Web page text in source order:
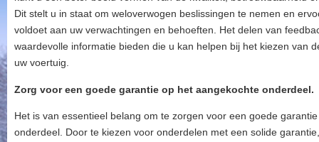
Dit stelt u in staat om weloverwogen beslissingen te nemen en
voldoet aan uw verwachtingen en behoeften. Het delen van
waardevolle informatie bieden die u kan helpen bij het kiezen van
uw voertuig.
Zorg voor een goede garantie op het aangekochte onderdeel.
Het is van essentieel belang om te zorgen voor een goede
onderdeel. Door te kiezen voor onderdelen met een solide